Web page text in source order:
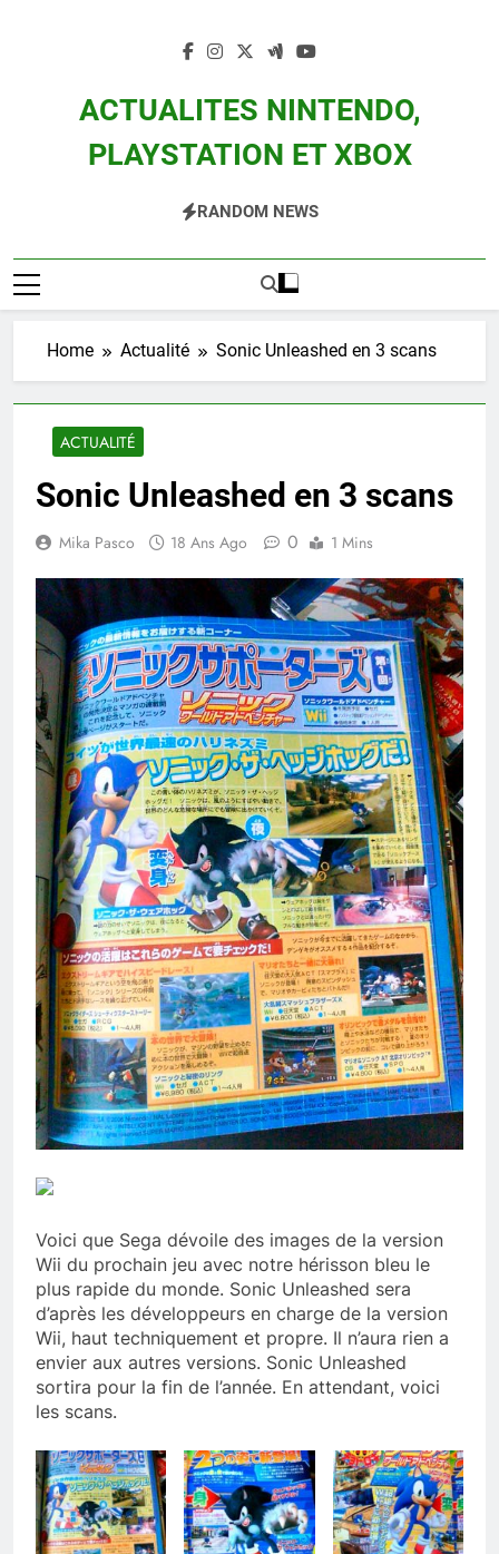
ACTUALITES NINTENDO,
PLAYSTATION ET XBOX
Zelda, Splatoon, Pokemon Entre Autres
RANDOM NEWS
Home Actualité Sonic Unleashed en 3 scans
ACTUALITÉ
Sonic Unleashed en 3 scans
Mika Pasco 18 Ans Ago 0 1 Mins
Voici que Sega dévoile des images de la version
Wii du prochain jeu avec notre hérisson bleu le
plus rapide du monde. Sonic Unleashed sera
d’après les développeurs en charge de la version
Wii, haut techniquement et propre. Il n’aura rien a
envier aux autres versions. Sonic Unleashed
sortira pour la fin de l’année. En attendant, voici
les scans.